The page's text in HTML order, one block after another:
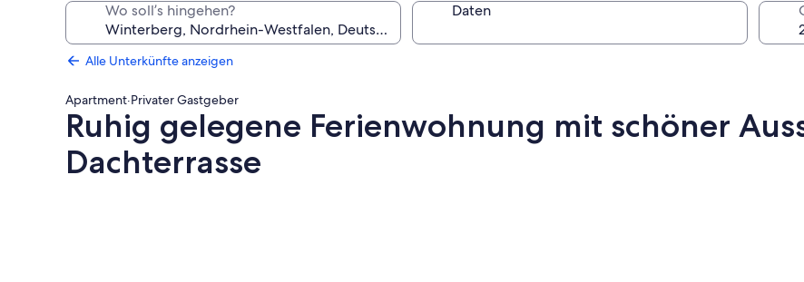
Wo soll’s hingehen? Daten
Alle Unterkünfte anzeigen
Apartment·Privater Gastgeber
Ruhig gelegene Ferienwohnung mit schöner
Dachterrasse